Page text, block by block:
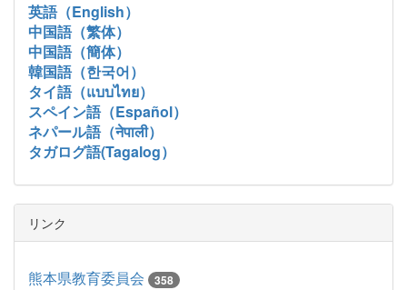
英語（English）
中国語（繁体）
中国語（簡体）
韓国語（한국어）
タイ語（แบบไทย）
スペイン語（Español）
ネパール語（नेपाली）
タガログ語(Tagalog）
リンク
熊本県教育委員会 358